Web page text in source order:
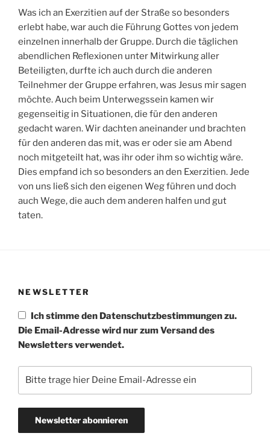
Was ich an Exerzitien auf der Straße so besonders
erlebt habe, war auch die Führung Gottes von jedem
einzelnen innerhalb der Gruppe. Durch die täglichen
abendlichen Reflexionen unter Mitwirkung aller
Beteiligten, durfte ich auch durch die anderen
Teilnehmer der Gruppe erfahren, was Jesus mir sagen
möchte. Auch beim Unterwegssein kamen wir
gegenseitig in Situationen, die für den anderen
gedacht waren. Wir dachten aneinander und brachten
für den anderen das mit, was er oder sie am Abend
noch mitgeteilt hat, was ihr oder ihm so wichtig wäre.
Dies empfand ich so besonders an den Exerzitien. Jede
von uns ließ sich den eigenen Weg führen und doch
auch Wege, die auch dem anderen halfen und gut
taten.
NEWSLETTER
Ich stimme den Datenschutzbestimmungen zu.
Die Email-Adresse wird nur zum Versand des
Newsletters verwendet.